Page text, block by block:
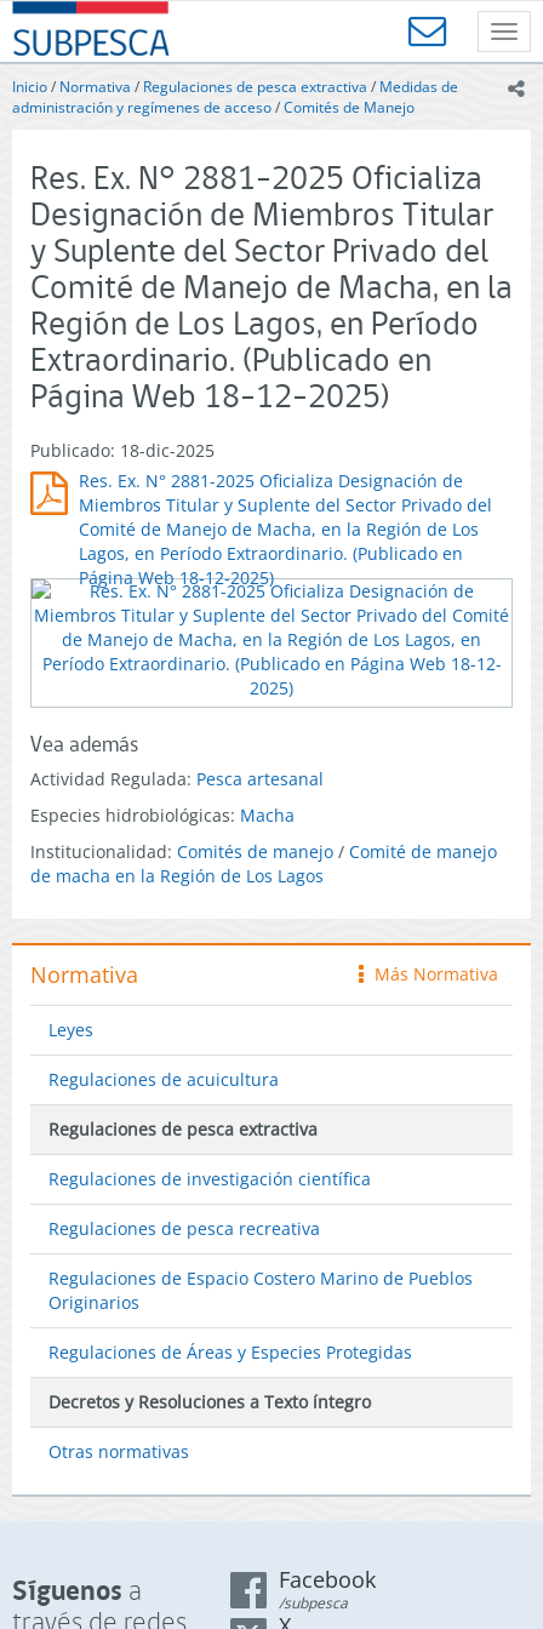
Contenido
principal
SUBPESCA
-
Subsecretaría
de
Acuicultura
-
Gobierno
de
Chile
Inicio/ Normativa / Regulaciones de pesca extractiva / Medidas de
administración y regímenes de acceso/Comités de Manejo
Res. Ex. N° 2881-2025 Oficializa
Designación de Miembros Titular
y Suplente del Sector Privado del
Comité de Manejo de Macha, en la
Región de Los Lagos, en Período
Extraordinario. (Publicado en
Página Web 18-12-2025)
Publicado: 18-dic-2025
Res. Ex. N° 2881-2025 Oficializa Designación de
Miembros Titular y Suplente del Sector Privado del
Comité de Manejo de Macha, en la Región de Los
Lagos, en Período Extraordinario. (Publicado en
Página Web 18-12-2025)
Vea además
Actividad Regulada: Pesca artesanal
Especies hidrobiológicas: Macha
Institucionalidad: Comités de manejo / Comité de manejo
de macha en la Región de Los Lagos
icono
Más Normativa
Normativa
Leyes
Regulaciones de acuicultura
Regulaciones de pesca extractiva
Regulaciones de investigación científica
Regulaciones de pesca recreativa
Regulaciones de Espacio Costero Marino de Pueblos
Originarios
Regulaciones de Áreas y Especies Protegidas
Decretos y Resoluciones a Texto íntegro
Otras normativas
Síguenos a
través de redes
Facebook
/subpesca